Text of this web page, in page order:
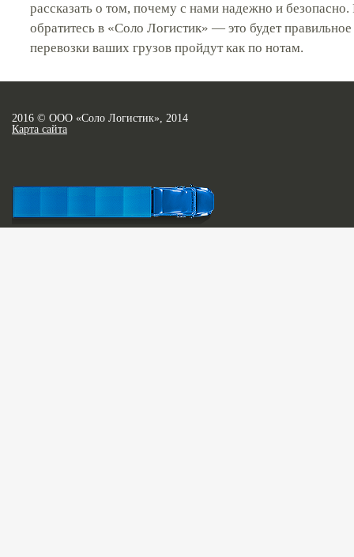
рассказать о том, почему с нами надежно и
обратитесь в «Соло Логистик» — это будет
перевозки ваших грузов пройдут как по нотам.
2016 © ООО «Соло Логистик», 2014
Карта сайта